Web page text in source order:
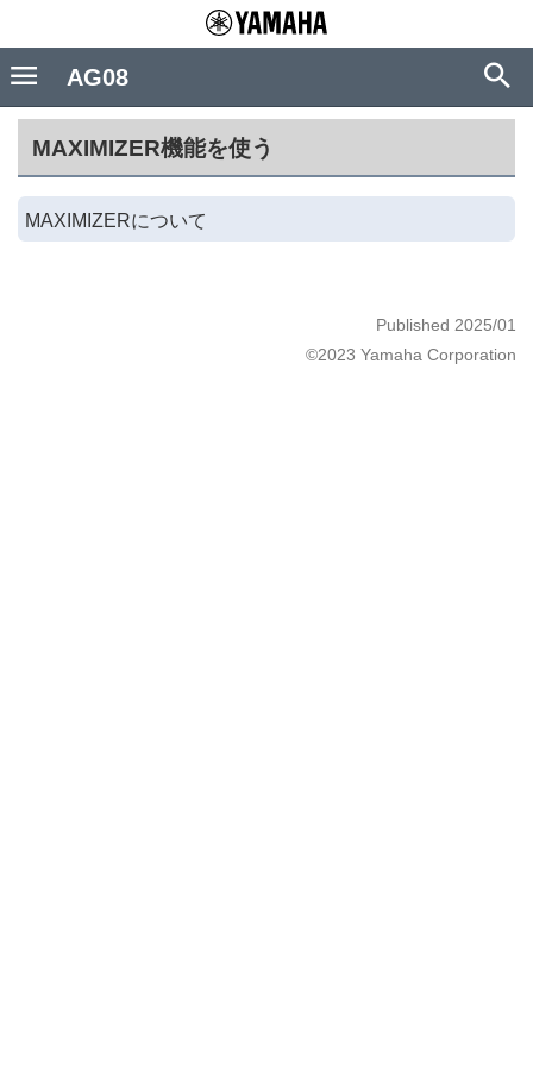
MAXIMIZER機能を使う
MAXIMIZERについて
Published 2025/01
©2023 Yamaha Corporation
AG08